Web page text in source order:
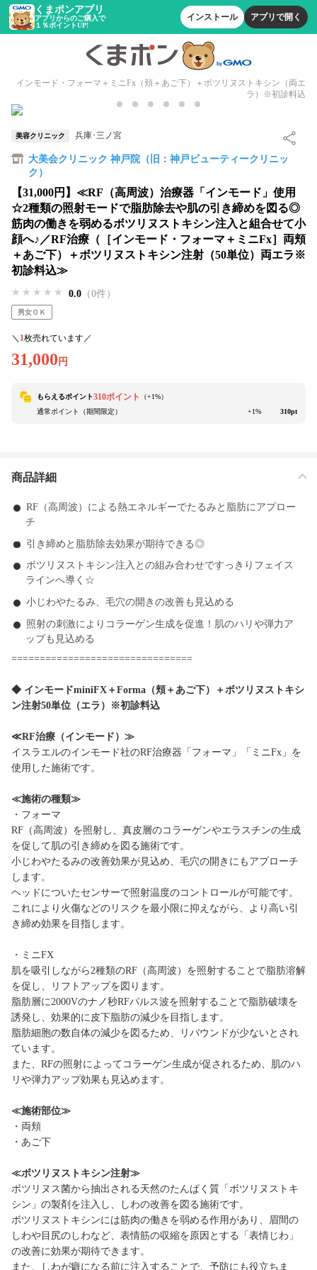
くまポンアプリ
アプリからのご購入で
１％ポイントUP!
インストール アプリで開く
インモード・フォーマ＋ミニFx（頬＋あご下）＋ボツリヌストキシン（両エ
ラ）※初診料込
美容クリニック 兵庫･三ノ宮
大美会クリニック 神戸院（旧：神戸ビューティークリニッ
ク）
【31,000円】≪RF（高周波）治療器「インモード」使用
☆2種類の照射モードで脂肪除去や肌の引き締めを図る◎
筋肉の働きを弱めるボツリヌストキシン注入と組合せて小
顔へ♪／RF治療（［インモード・フォーマ＋ミニFx］両頬
＋あご下）＋ボツリヌストキシン注射（50単位）両エラ※
初診料込≫
★★★★★
★★★★★
★★★★★ 0.0 （0件）
男女ＯＫ
＼ 1枚売れています／
31,000 円
もらえるポイント310ポイント （+1%）
通常ポイント（期間限定）
+1% 310pt
商品詳細
RF（高周波）による熱エネルギーでたるみと脂肪にアプロー
チ
引き締めと脂肪除去効果が期待できる◎
ボツリヌストキシン注入との組み合わせですっきりフェイス
ラインへ導く☆
小じわやたるみ、毛穴の開きの改善も見込める
照射の刺激によりコラーゲン生成を促進！肌のハリや弾力ア
ップも見込める
================================
◆ インモードminiFX＋Forma（頬＋あご下）＋ボツリヌストキシ
ン注射50単位（エラ）※初診料込
≪RF治療（インモード）≫
イスラエルのインモード社のRF治療器「フォーマ」「ミニFx」を
使用した施術です。
≪施術の種類≫
・フォーマ
RF（高周波）を照射し、真皮層のコラーゲンやエラスチンの生成
を促して肌の引き締めを図る施術です。
小じわやたるみの改善効果が見込め、毛穴の開きにもアプローチ
します。
ヘッドについたセンサーで照射温度のコントロールが可能です。
これにより火傷などのリスクを最小限に抑えながら、より高い引
き締め効果を目指します。
・ミニFX
肌を吸引しながら2種類のRF（高周波）を照射することで脂肪溶解
を促し、リフトアップを図ります。
脂肪層に2000Vのナノ秒RFパルス波を照射することで脂肪破壊を
誘発し、効果的に皮下脂肪の減少を目指します。
脂肪細胞の数自体の減少を図るため、リバウンドが少ないとされ
ています。
また、RFの照射によってコラーゲン生成が促されるため、肌のハ
リや弾力アップ効果も見込めます。
≪施術部位≫
・両頬
・あご下
≪ボツリヌストキシン注射≫
ボツリヌス菌から抽出される天然のたんぱく質「ボツリヌストキ
シン」の製剤を注入し、しわの改善を図る施術です。
ボツリヌストキシンには筋肉の働きを弱める作用があり、眉間の
しわや目尻のしわなど、表情筋の収縮を原因とする「表情じわ」
の改善に効果が期待できます。
また、しわが癖になる前に注入することで、予防にも役立ちま